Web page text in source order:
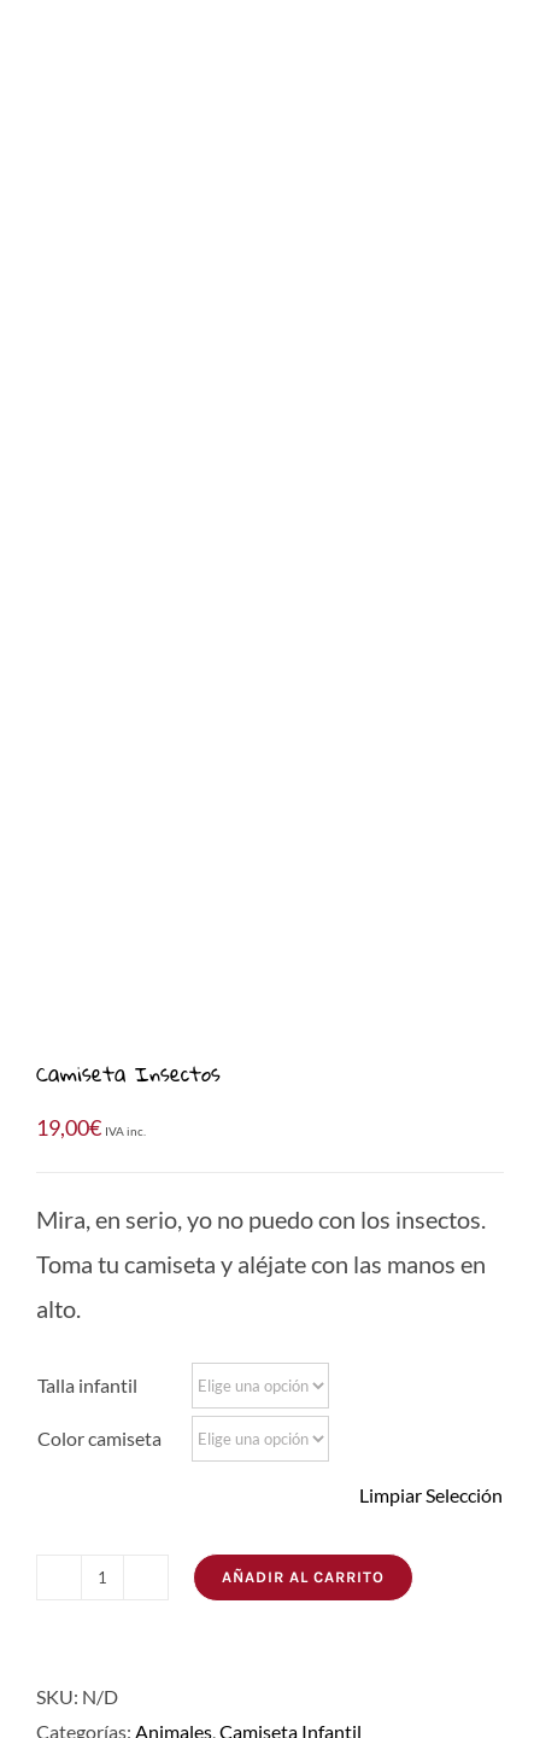
Camiseta Insectos
19,00€ IVA inc.
Mira, en serio, yo no puedo con los insectos.
Toma tu camiseta y aléjate con las manos en
alto.
Talla infantil
Color camiseta
Limpiar Selección
AÑADIR AL CARRITO
SKU: N/D
Categorías: Animales,Camiseta Infantil